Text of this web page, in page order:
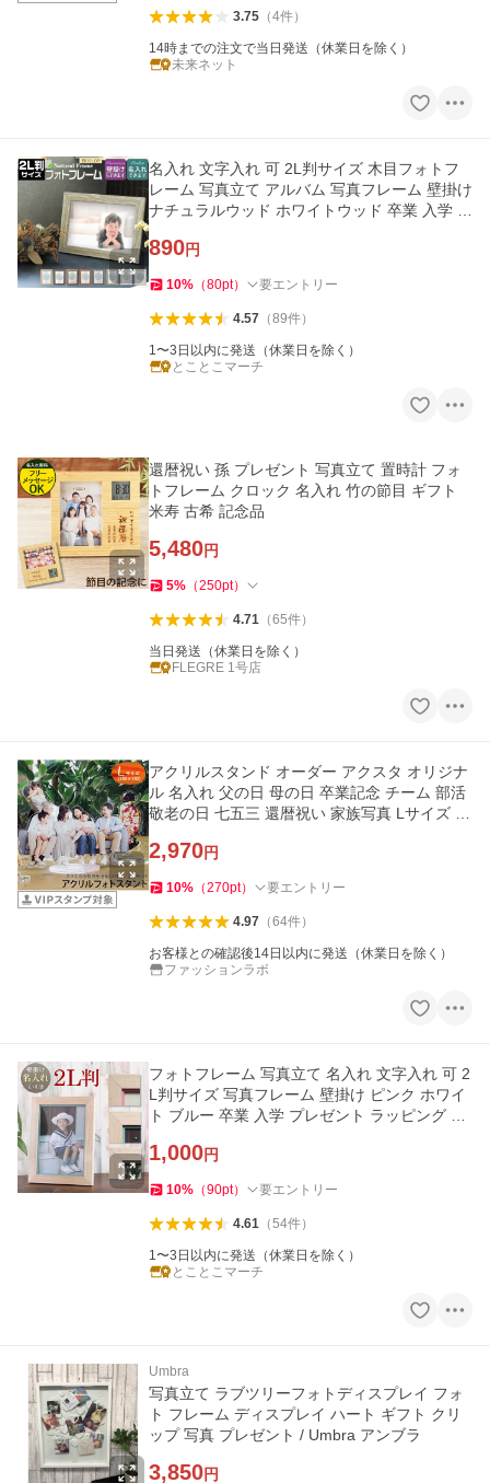
3.75（4件）
14時までの注文で当日発送（休業日を除く）
未来ネット
名入れ 文字入れ 可 2L判サイズ 木目フォトフ
レーム 写真立て アルバム 写真フレーム 壁掛け
ナチュラルウッド ホワイトウッド 卒業 入学 プ
890円
10% （80pt） 要エントリー
4.57（89件）
1〜3日以内に発送（休業日を除く）
とことこマーチ
還暦祝い 孫 プレゼント 写真立て 置時計 フォ
トフレーム クロック 名入れ 竹の節目 ギフト
米寿 古希 記念品
5,480円
5% （250pt）
4.71（65件）
当日発送（休業日を除く）
FLEGRE 1号店
アクリルスタンド オーダー アクスタ オリジナ
ル 名入れ 父の日 母の日 卒業記念 チーム 部活
敬老の日 七五三 還暦祝い 家族写真 Lサイズ 15
2,970円
10% （270pt） 要エントリー
4.97（64件）
お客様との確認後14日以内に発送（休業日を除く）
ファッションラボ
フォトフレーム 写真立て 名入れ 文字入れ 可 2
L判サイズ 写真フレーム 壁掛け ピンク ホワイ
ト ブルー 卒業 入学 プレゼント ラッピング 2L
1,000円
10% （90pt） 要エントリー
4.61（54件）
1〜3日以内に発送（休業日を除く）
とことこマーチ
Umbra
写真立て ラブツリーフォトディスプレイ フォ
ト フレーム ディスプレイ ハート ギフト クリ
ップ 写真 プレゼント / Umbra アンブラ
3,850円